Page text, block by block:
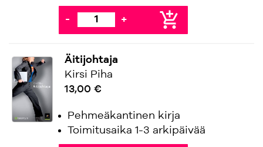
- + add_shopping_cart
Äitijohtaja
Kirsi Piha
13,00 €
Pehmeäkantinen kirja
Toimitusaika 1-3 arkipäivää